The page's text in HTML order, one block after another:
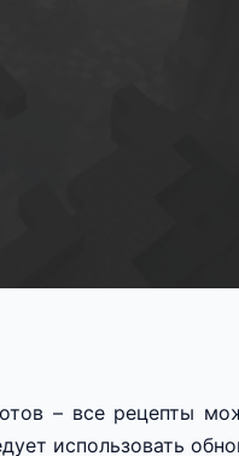
– все рецепты
использовать